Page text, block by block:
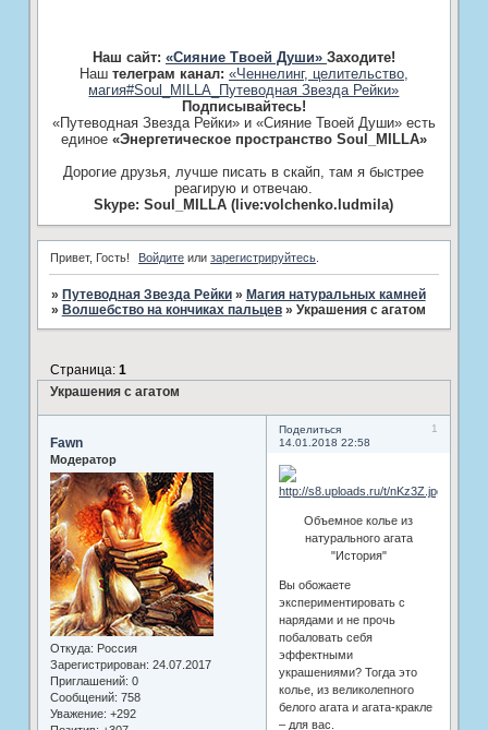
Наш сайт: «Сияние Твоей Души» Заходите!
Наш телеграм канал: «Ченнелинг, целительство,
магия#Soul_MILLA_Путеводная Звезда Рейки»
Подписывайтесь!
«Путеводная Звезда Рейки» и «Сияние Твоей Души» есть
единое «Энергетическое пространство Soul_MILLA»
Дорогие друзья, лучше писать в скайп, там я быстрее
реагирую и отвечаю.
Skype: Soul_MILLA (live:volchenko.ludmila)
Привет, Гость! Войдите илизарегистрируйтесь
» Путеводная Звезда Рейки » ­Магия натуральных камней
» Волшебство на кончиках пальцев » Украшения с агатом
Украшения с агатом
Страница: 1
Поделиться
1
14.01.2018 22:58
Fawn
Модератор
Откуда: Россия
Зарегистрирован: 24.07.2017
Приглашений: 0
Сообщений: 758
Уважение: +292
Объемное колье из
натурального агата
"История"
Вы обожаете
экспериментировать с
нарядами и не прочь
побаловать себя
эффектными
украшениями? Тогда это
колье, из великолепного
белого агата и агата-кракле
– для вас.